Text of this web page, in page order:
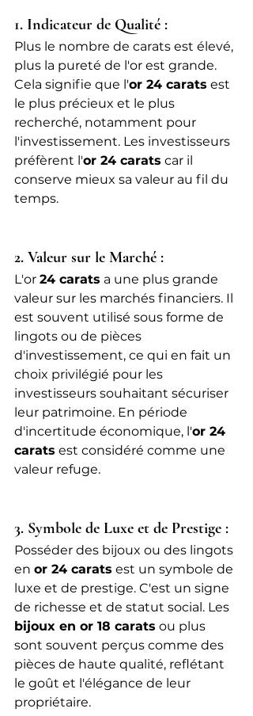
1. Indicateur de Qualité :
Plus le nombre de carats est élevé,
plus la pureté de l'or est grande.
Cela signifie que l'or 24 carats est
le plus précieux et le plus
recherché, notamment pour
l'investissement. Les investisseurs
préfèrent l'or 24 carats car il
conserve mieux sa valeur au fil du
temps.
2. Valeur sur le Marché :
L'or 24 carats a une plus grande
valeur sur les marchés financiers. Il
est souvent utilisé sous forme de
lingots ou de pièces
d'investissement, ce qui en fait un
choix privilégié pour les
investisseurs souhaitant sécuriser
leur patrimoine. En période
d'incertitude économique, l'or 24
carats est considéré comme une
valeur refuge.
3. Symbole de Luxe et de Prestige :
Posséder des bijoux ou des lingots
en or 24 carats est un symbole de
luxe et de prestige. C'est un signe
de richesse et de statut social. Les
bijoux en or 18 carats ou plus
sont souvent perçus comme des
pièces de haute qualité, reflétant
le goût et l'élégance de leur
propriétaire.